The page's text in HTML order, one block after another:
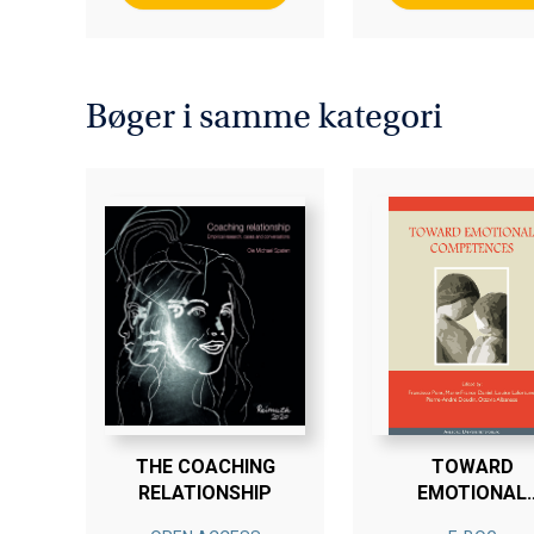
Bøger i samme kategori
THE COACHING
RELATIONSHIP
TOWARD
EMOTIONAL